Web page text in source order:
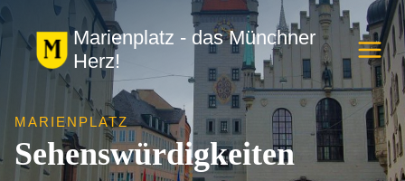
Zum
Inhalt
springen
Marienplatz - das Münchner
Herz!
MARIENPLATZ
Sehenswürdigkeiten